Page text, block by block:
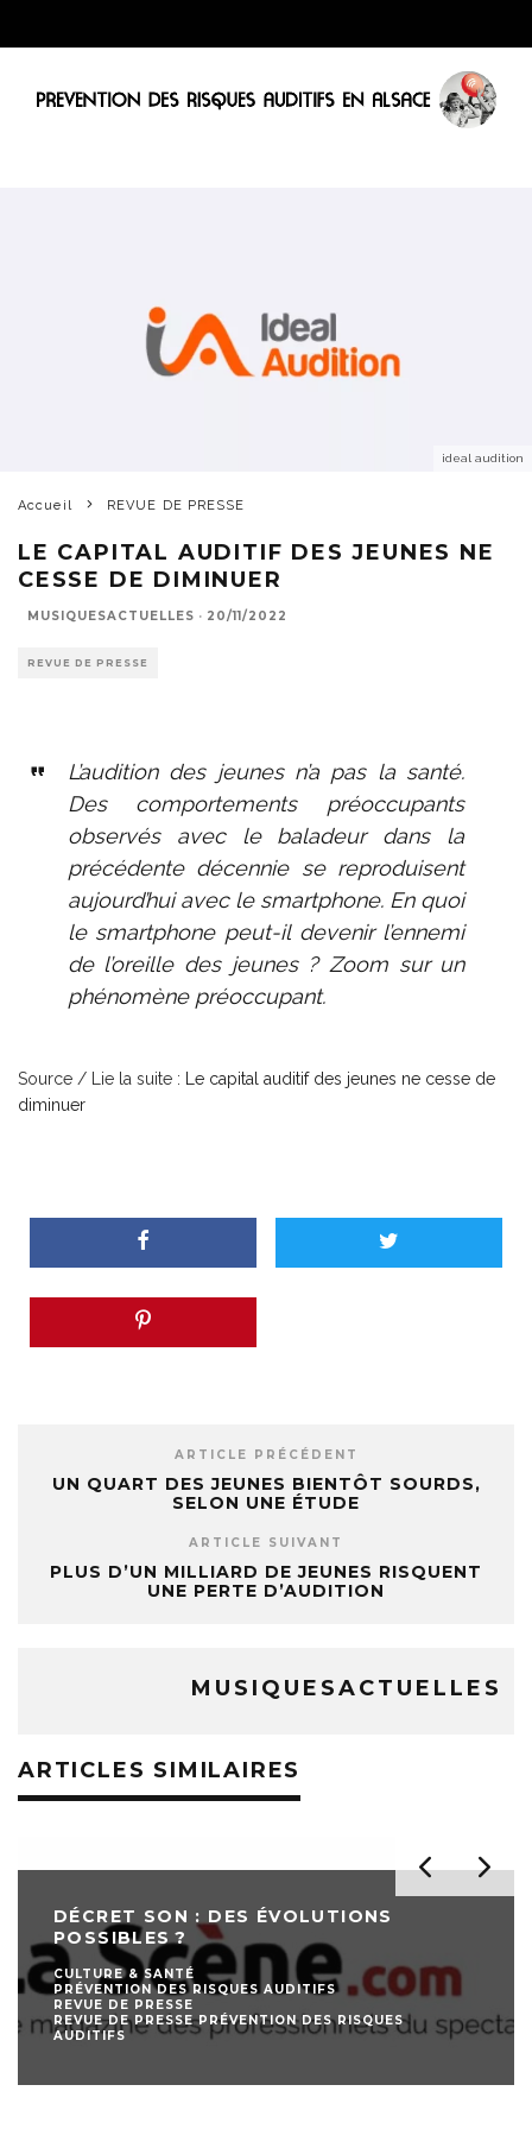
ideal audition
Accueil REVUE DE PRESSE
LE CAPITAL AUDITIF DES JEUNES NE
CESSE DE DIMINUER
MUSIQUESACTUELLES · 20/11/2022
REVUE DE PRESSE
L’audition des jeunes n’a pas la santé.
Des comportements préoccupants
observés avec le baladeur dans la
précédente décennie se reproduisent
aujourd’hui avec le smartphone. En quoi
le smartphone peut-il devenir l’ennemi
de l’oreille des jeunes ? Zoom sur un
phénomène préoccupant.
Source / Lie la suite :
Le capital auditif des jeunes ne cesse de
diminuer
ARTICLE PRÉCÉDENT
UN QUART DES JEUNES BIENTÔT SOURDS,
SELON UNE ÉTUDE
ARTICLE SUIVANT
PLUS D’UN MILLIARD DE JEUNES RISQUENT
UNE PERTE D’AUDITION
MUSIQUESACTUELLES
ARTICLES SIMILAIRES
DÉCRET SON : DES ÉVOLUTIONS
POSSIBLES ?
CULTURE & SANTÉ
PRÉVENTION DES RISQUES AUDITIFS
REVUE DE PRESSE
REVUE DE PRESSE PRÉVENTION DES RISQUES
AUDITIFS